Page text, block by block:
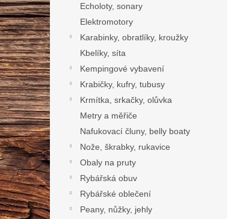
Echoloty, sonary
Elektromotory
Karabinky, obratlíky, kroužky
Kbelíky, síta
Kempingové vybavení
Krabičky, kufry, tubusy
Krmítka, srkačky, olůvka
Metry a měřiče
Nafukovací čluny, belly boaty
Nože, škrabky, rukavice
Obaly na pruty
Rybářská obuv
Rybářské oblečení
Peany, nůžky, jehly